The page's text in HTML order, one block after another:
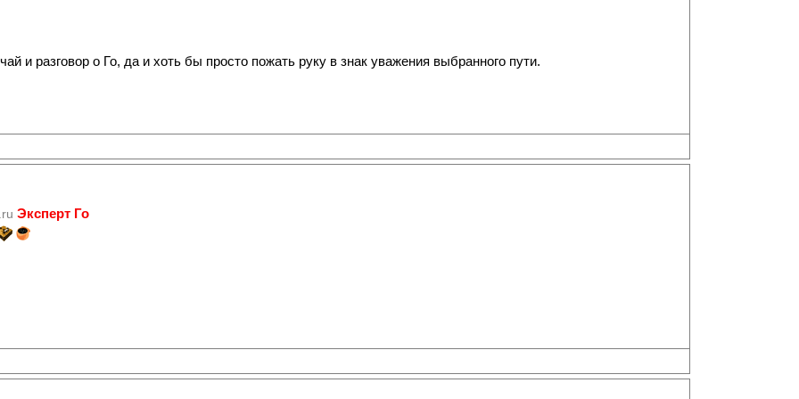
и разговор о Го, да и хоть бы просто пожать руку в знак уважения выбранного пути.
Эксперт Го